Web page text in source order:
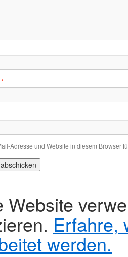
*
Adresse und Website in diesem Browser
Website
Erfahre,
werden.